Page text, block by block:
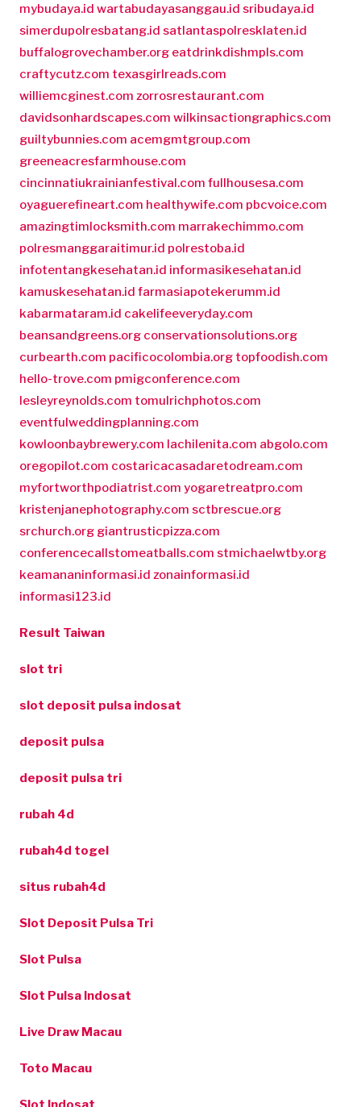
mybudaya.id wartabudayasanggau.id sribudaya.id
simerdupolresbatang.id satlantaspolresklaten.id
buffalogrovechamber.org eatdrinkdishmpls.com
craftycutz.com texasgirlreads.com
williemcginest.com zorrosrestaurant.com
davidsonhardscapes.com wilkinsactiongraphics.com
guiltybunnies.com acemgmtgroup.com
greeneacresfarmhouse.com
cincinnatiukrainianfestival.com fullhousesa.com
oyaguerefineart.com healthywife.com pbcvoice.com
amazingtimlocksmith.com marrakechimmo.com
polresmanggaraitimur.id polrestoba.id
infotentangkesehatan.id informasikesehatan.id
kamuskesehatan.id farmasiapotekerumm.id
kabarmataram.id cakelifeeveryday.com
beansandgreens.org conservationsolutions.org
curbearth.com pacificocolombia.org topfoodish.com
hello-trove.com pmigconference.com
lesleyreynolds.com tomulrichphotos.com
eventfulweddingplanning.com
kowloonbaybrewery.com lachilenita.com abgolo.com
oregopilot.com costaricacasadaretodream.com
myfortworthpodiatrist.com yogaretreatpro.com
kristenjanephotography.com sctbrescue.org
srchurch.org giantrusticpizza.com
conferencecallstomeatballs.com stmichaelwtby.org
keamananinformasi.id zonainformasi.id
informasi123.id
Result Taiwan
slot tri
slot deposit pulsa indosat
deposit pulsa
deposit pulsa tri
rubah 4d
rubah4d togel
situs rubah4d
Slot Deposit Pulsa Tri
Slot Pulsa
Slot Pulsa Indosat
Live Draw Macau
Toto Macau